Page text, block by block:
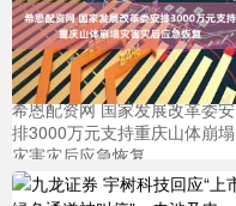
希恩配资网 国家发展改革委安
排3000万元支持重庆山体崩塌
灾害灾后应急恢复